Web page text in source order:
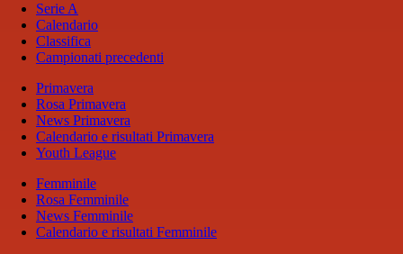
Serie A
Calendario
Classifica
Campionati precedenti
Primavera
Rosa Primavera
News Primavera
Calendario e risultati Primavera
Youth League
Femminile
Rosa Femminile
News Femminile
Calendario e risultati Femminile